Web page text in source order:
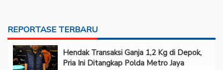
REPORTASE TERBARU
Hendak Transaksi Ganja 1,2 Kg di Depok,
Pria Ini Ditangkap Polda Metro Jaya